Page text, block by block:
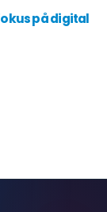
på digital